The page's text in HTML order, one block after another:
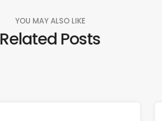
YOU MAY ALSO LIKE
Related Posts